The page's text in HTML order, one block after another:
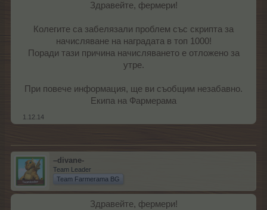
Здравейте, фермери!
Колегите са забелязали проблем със скрипта за
начисляване на наградата в топ 1000!
Поради тази причина начисляването е отложено за
утре.
При повече информация, ще ви съобщим незабавно.
Екипа на Фармерама​
1.12.14
–divane-
Team Leader
Team Farmerama BG
Здравейте, фермери!